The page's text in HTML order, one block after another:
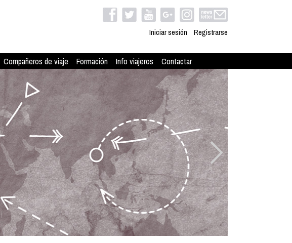
Iniciar sesión Registrarse
Compañeros de viaje Formación Info viajeros Contactar